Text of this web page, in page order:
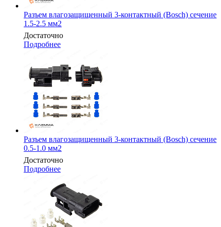
Разъем влагозащищенный 3-контактный (Bosch) сечение
1.5-2.5 мм2
Достаточно
Подробнее
Разъем влагозащищенный 3-контактный (Bosch) сечение
0.5-1.0 мм2
Достаточно
Подробнее